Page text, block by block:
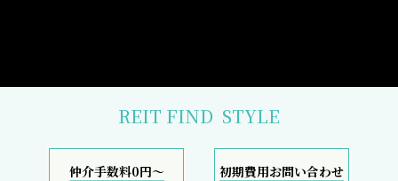
REIT FIND STYLE
仲介手数料0円～ 初期費用お問い合わせ